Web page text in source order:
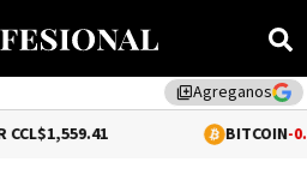
library_addAgreganos
-0.02%